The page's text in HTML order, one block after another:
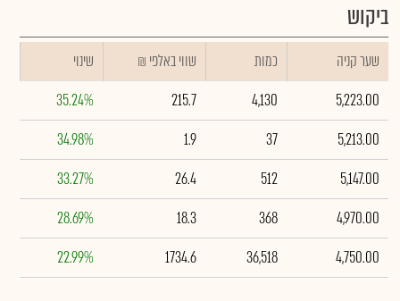
ביקוש
שער קניה כמות ₪ שווי באלפי
שינוי
5,223.00
4,130
215.7
35.24%
5,213.00
37
1.9
34.98%
5,147.00
512
26.4
33.27%
4,970.00
368
18.3
28.69%
4,750.00
36,518
1734.6
22.99%